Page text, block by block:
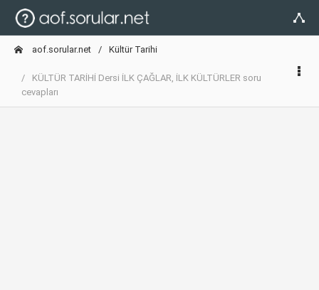
aof.sorular.net Kültür Tarihi
KÜLTÜR TARİHİ Dersi İLK ÇAĞLAR, İLK KÜLTÜRLER soru
cevapları